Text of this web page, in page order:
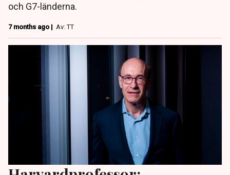
och G7-länderna.
7 months ago | Av: TT